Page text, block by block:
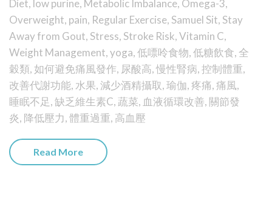
Diet, low purine, Metabolic Imbalance, Omega-3,
Overweight, pain, Regular Exercise, Samuel Sit, Stay
Away from Gout, Stress, Stroke Risk,Vitamin C,
Weight Management,yoga,低嘌呤食物,低糖飲食,全
穀類,如何避免痛風發作, 尿酸高,慢性腎病,控制體重,
改善代謝功能,水果, 減少酒精攝取,瑜伽,疼痛,痛風,
睡眠不足,缺乏維生素C,蔬菜, 血液循環改善, 關節發
炎, 降低壓力,體重過重, 高血壓
Read More